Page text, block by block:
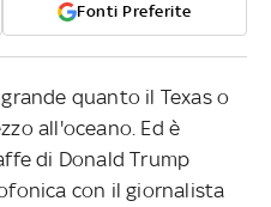
Fonti Preferite
quanto il Texas o
all'oceano. Ed è
di Donald Trump
con il giornalista